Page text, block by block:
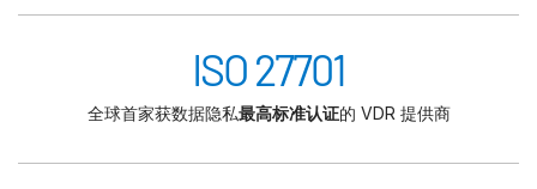
ISO 27701
全球首家获数据隐私最高标准认证的 VDR 提供商